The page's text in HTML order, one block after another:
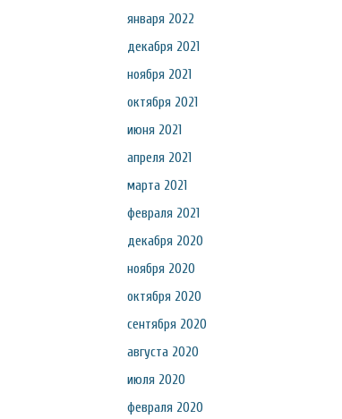
января 2022
декабря 2021
ноября 2021
октября 2021
июня 2021
апреля 2021
марта 2021
февраля 2021
декабря 2020
ноября 2020
октября 2020
сентября 2020
августа 2020
июля 2020
февраля 2020